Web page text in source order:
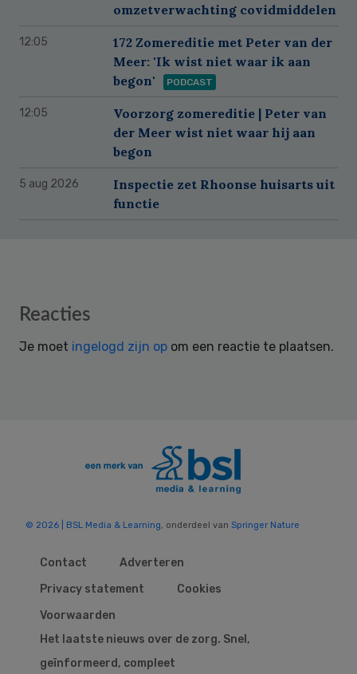
omzetverwachting covidmiddelen
12:05
172 Zomereditie met Peter van der
Meer: 'Ik wist niet waar ik aan
begon'
PODCAST
12:05
Voorzorg zomereditie | Peter van
der Meer wist niet waar hij aan
begon
5 aug 2026
Inspectie zet Rhoonse huisarts uit
functie
Reader
Reacties
Je moet ingelogd zijn op om een reactie te plaatsen.
© 2026 | BSL Media & Learning, onderdeel van Springer Nature
Contact
Adverteren
Privacy statement
Cookies
Voorwaarden
Het laatste nieuws over de zorg. Snel,
geïnformeerd, compleet